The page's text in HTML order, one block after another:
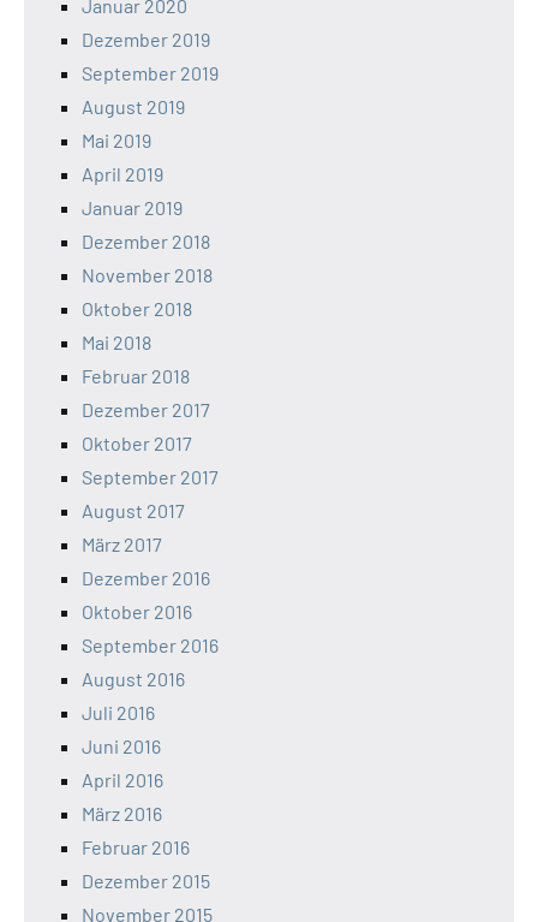
Januar 2020
Dezember 2019
September 2019
August 2019
Mai 2019
April 2019
Januar 2019
Dezember 2018
November 2018
Oktober 2018
Mai 2018
Februar 2018
Dezember 2017
Oktober 2017
September 2017
August 2017
März 2017
Dezember 2016
Oktober 2016
September 2016
August 2016
Juli 2016
Juni 2016
April 2016
März 2016
Februar 2016
Dezember 2015
November 2015